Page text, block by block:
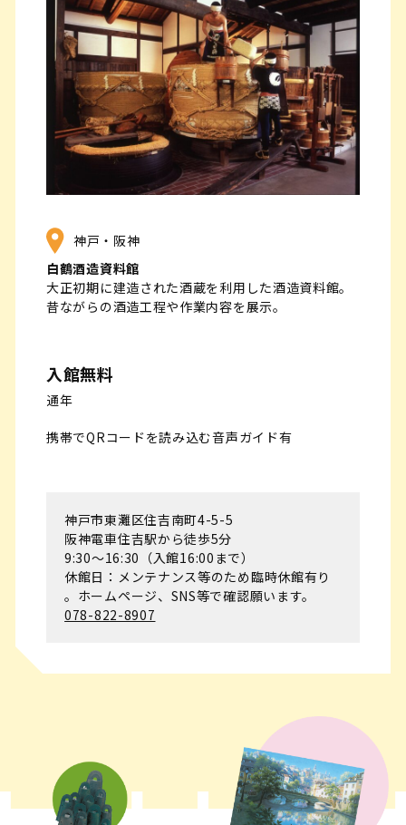
神戸・阪神
白鶴酒造資料館
大正初期に建造された酒蔵を利用した酒造資料館。
昔ながらの酒造工程や作業内容を展示。
入館無料
通年
携帯でQRコードを読み込む音声ガイド有
神戸市東灘区住吉南町4-5-5
阪神電車住吉駅から徒歩5分
9:30～16:30（入館16:00まで）
休館日：メンテナンス等のため臨時休館有り
。ホームページ、SNS等で確認願います。
078-822-8907